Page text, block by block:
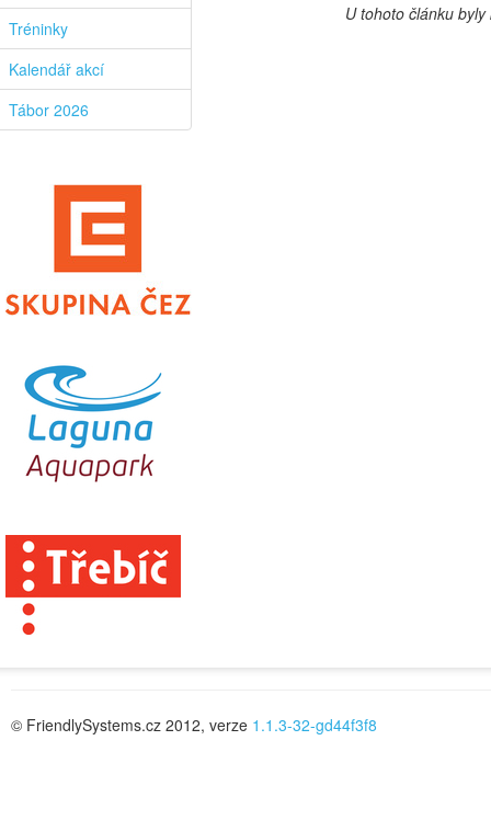
Tréninky
Kalendář akcí
Tábor 2026
U tohoto článku
© FriendlySystems.cz 2012, verze 1.1.3-32-gd44f3f8